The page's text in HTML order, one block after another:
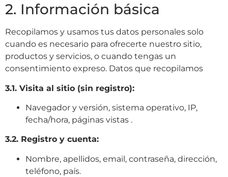
2. Información básica
Recopilamos y usamos tus datos personales solo
cuando es necesario para ofrecerte nuestro sitio,
productos y servicios, o cuando tengas un
consentimiento expreso. Datos que recopilamos
3.1. Visita al sitio (sin registro):
Navegador y versión, sistema operativo, IP,
fecha/hora, páginas vistas .
3.2. Registro y cuenta:
Nombre, apellidos, email, contraseña, dirección,
teléfono, país.